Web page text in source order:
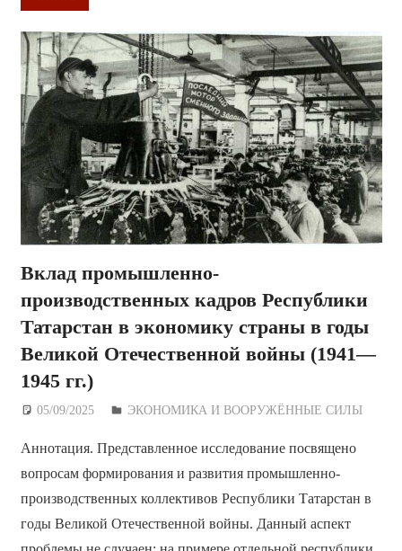
Вклад промышленно-
производственных кадров Республики
Татарстан в экономику страны в годы
Великой Отечественной войны (1941—
1945 гг.)
05/09/2025 Дежурный по Редакции
ЭКОНОМИКА И ВООРУЖЁННЫЕ СИЛЫ
Аннотация. Представленное исследование посвящено
вопросам формирования и развития промышленно-
производственных коллективов Республики Татарстан в
годы Великой Отечественной войны. Данный аспект